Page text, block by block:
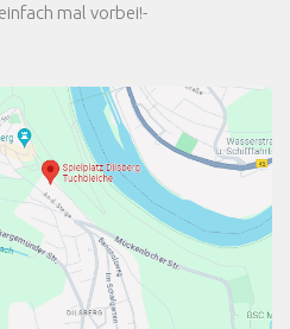
mal vorbei!-